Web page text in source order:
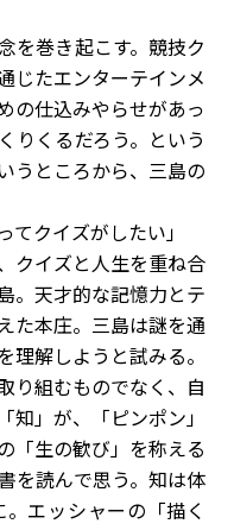
を巻き起こす。競技ク
じたエンターテインメ
仕込み――やらせがあっ
りくるだろう。という
うところから、三島の
クイズがしたい」
クイズと人生を重ね合
。天才的な記憶力とテ
た本庄。三島は謎を通
理解しようと試みる。
り組むものでなく、自
」が、「ピンポン」
「生の歓び」を称える
を読んで思う。知は体
エッシャーの「描く